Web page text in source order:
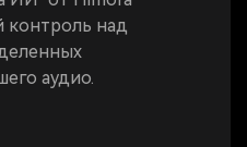
контроль над
аудио.